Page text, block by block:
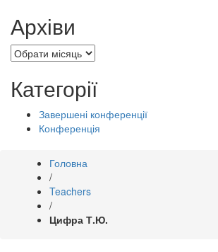
Архіви
Архіви
Категорії
Завершені конференції
Конференція
Головна
/
Teachers
/
Цифра Т.Ю.